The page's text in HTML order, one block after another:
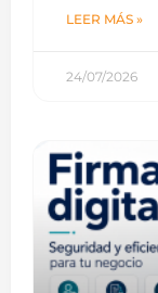
LEER MÁS »
24/07/2026